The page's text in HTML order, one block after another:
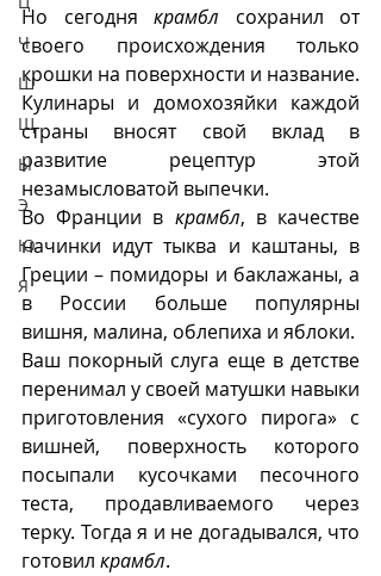
Ч
Ш
Щ
Ы
Э
Ю
Я
Но сегодня крамбл сохранил от
своего происхождения только
крошки на поверхности и название.
Кулинары и домохозяйки каждой
страны вносят свой вклад в
развитие рецептур этой
незамысловатой выпечки.
Во Франции в крамбл, в качестве
начинки идут тыква и каштаны, в
Греции – помидоры и баклажаны, а
в России больше популярны
вишня, малина, облепиха и яблоки.
Ваш покорный слуга еще в детстве
перенимал у своей матушки навыки
приготовления «сухого пирога» с
вишней, поверхность которого
посыпали кусочками песочного
теста, продавливаемого через
терку. Тогда я и не догадывался, что
готовил крамбл.